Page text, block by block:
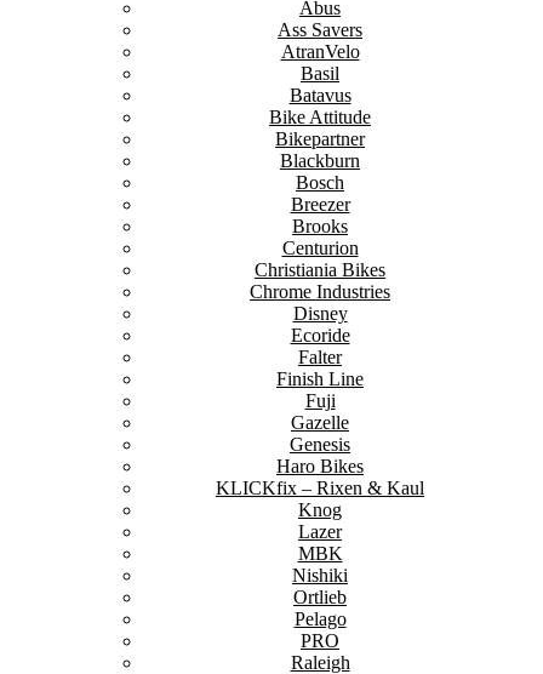
Abus
Ass Savers
AtranVelo
Basil
Batavus
Bike Attitude
Bikepartner
Blackburn
Bosch
Breezer
Brooks
Centurion
Christiania Bikes
Chrome Industries
Disney
Ecoride
Falter
Finish Line
Fuji
Gazelle
Genesis
Haro Bikes
KLICKfix – Rixen & Kaul
Knog
Lazer
MBK
Nishiki
Ortlieb
Pelago
PRO
Raleigh